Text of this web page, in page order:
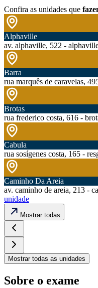
Confira as unidades que
Alphaville
av. alphaville, 522 -
Barra
rua marquês de caravelas,
Brotas
rua frederico costa, 616 -
Cabula
rua sosígenes costa, 165 -
Caminho Da Areia
av. caminho de areia, 213 -
unidade
Mostrar todas
Mostrar todas as unidades
Sobre o exame